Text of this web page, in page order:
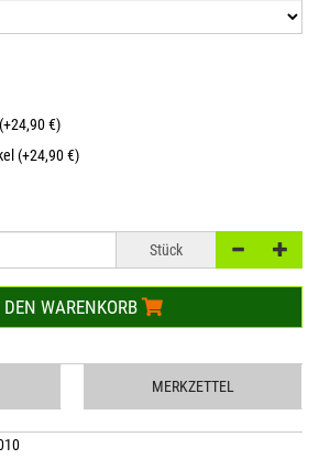
€)
(+24,90 €)
Stück
WARENKORB
MERKZETTEL